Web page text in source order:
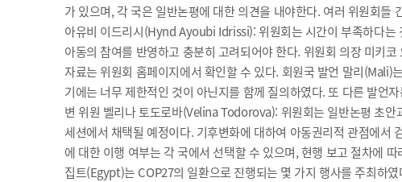
가 있으며, 각 국은 일반논평에 대한 의견을 내야한다. 여러 위원회
아유비 이드리시(Hynd Ayoubi Idrissi): 위원회는 시간이 부족하다는
아동의 참여를 반영하고 충분히 고려되어야 한다. 위원회 의장 미키
자료는 위원회 홈페이지에서 확인할 수 있다. 회원국 발언 말리
기에는 너무 제한적인 것이 아닌지를 함께 질의하였다. 또 다른 발언
변 위원 벨리나 토도로바(Velina Todorova): 위원회는 일반논평 초
세션에서 채택될 예정이다. 기후변화에 대하여 아동권리적 관점에
에 대한 이행 여부는 각 국에서 선택할 수 있으며, 현행 보고 절차에
집트(Egypt)는 COP27의 일환으로 진행되는 몇 가지 행사를 주최하